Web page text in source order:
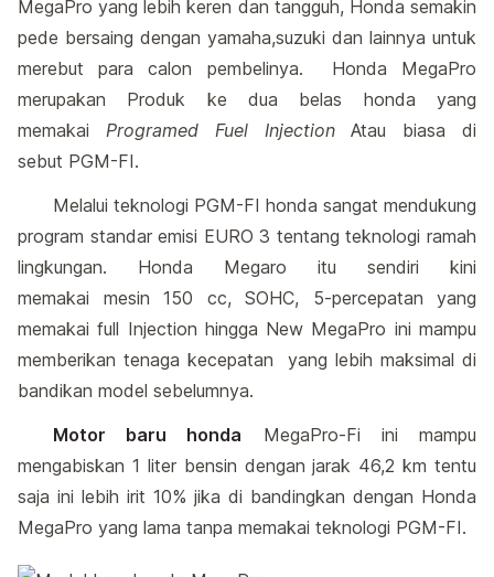
MegaPro yang lebih keren dan tangguh, Honda semakin
pede bersaing dengan yamaha,suzuki dan lainnya untuk
merebut para calon pembelinya. Honda MegaPro
merupakan Produk ke dua belas honda yang
memakai Programed Fuel InjectionAtau biasa di
sebut PGM-FI.
Melalui teknologi PGM-FI honda sangat mendukung
program standar emisi EURO 3 tentang teknologi ramah
lingkungan. Honda Megaro itu sendiri kini
memakai mesin 150 cc, SOHC, 5-percepatan yang
memakai full Injection hingga New MegaPro ini mampu
memberikan tenaga kecepatan yang lebih maksimal di
bandikan model sebelumnya.
Motor baru honda MegaPro-Fi ini mampu
mengabiskan 1 liter bensin dengan jarak 46,2 km tentu
saja ini lebih irit 10% jika di bandingkan dengan Honda
MegaPro yang lama tanpa memakai teknologi PGM-FI.